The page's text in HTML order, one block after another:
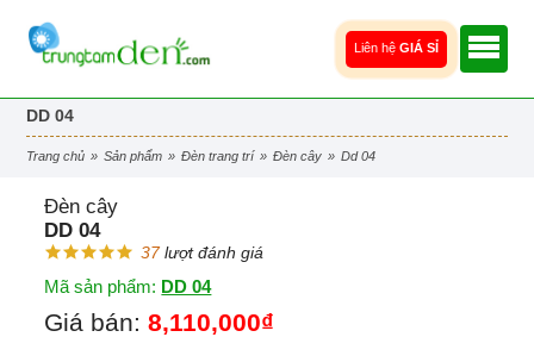
Liên hệ GIÁ SỈ
DD 04
trang chủ » sản phẩm » đèn trang trí » đèn cây » dd 04
Đèn cây
DD 04
37lượt đánh giá
Mã sản phẩm: DD 04
Giá bán:8,110,000₫